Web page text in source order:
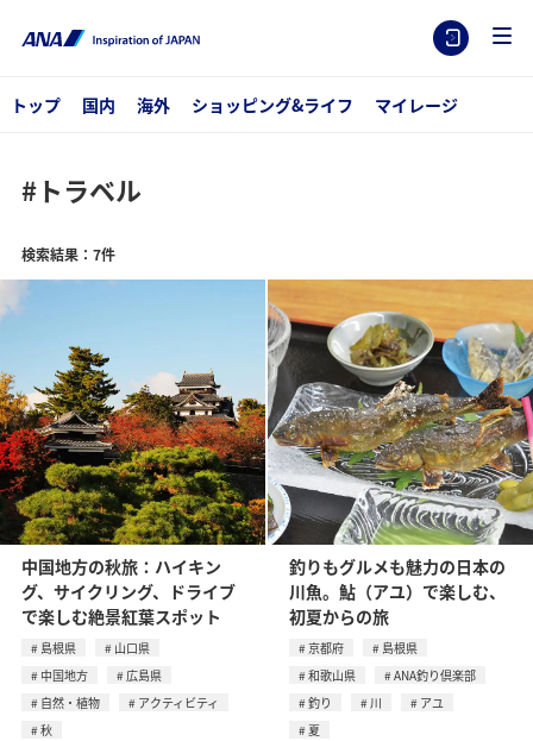
トップ 国内 海外 ショッピング&ライフ マイレージ
#トラベル
検索結果：7件
中国地方の秋旅：ハイキン
グ、サイクリング、ドライブ
で楽しむ絶景紅葉スポット
島根県
山口県
中国地方
広島県
自然・植物
アクティビティ
秋
釣りもグルメも魅力の日本の
川魚。鮎（アユ）で楽しむ、
初夏からの旅
京都府
島根県
和歌山県
ANA釣り倶楽部
釣り
川
アユ
夏